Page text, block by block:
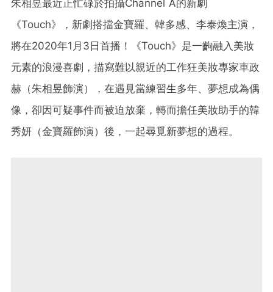
朱相昱最近正忙碌於拍攝Channel A的新劇
《Touch》，新劇搭擋金寶羅、韓多感、李泰煥主演，
將在2020年1月3日首播！《Touch》是一齣融入美妝
元素的浪漫喜劇，描寫難以親近的工作狂美妝專家車政
赫（朱相昱飾演），在遇見當練習生多年、夢想成為偶
像，卻因可疑事件而被迫放棄，轉而擔任美妝助手的韓
秀妍（金寶羅飾演）後，一起尋覓新夢想的過程。